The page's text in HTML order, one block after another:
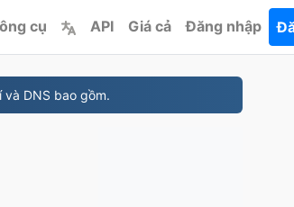
cụ API Giá cả Đăng nhập
và DNS bao gồm.